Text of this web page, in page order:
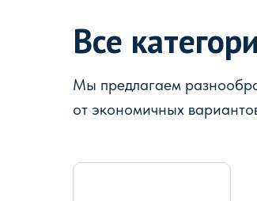
Все
Мы предлагаем
от экономичных